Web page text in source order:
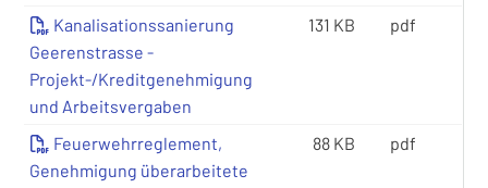
Kanalisationssanierung
Geerenstrasse -
Projekt-/Kreditgenehmigung
und Arbeitsvergaben
131 KB pdf
Feuerwehrreglement,
Genehmigung überarbeitete
88 KB pdf